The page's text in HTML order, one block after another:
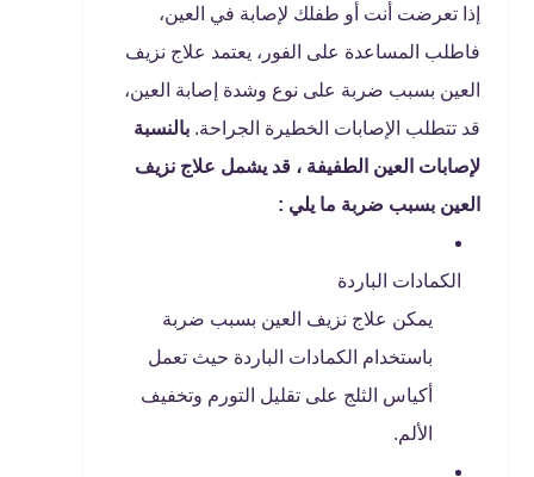
إذا تعرضت أنت أو طفلك لإصابة في العين،
فاطلب المساعدة على الفور، يعتمد علاج نزيف
العين بسبب ضربة على نوع وشدة إصابة العين،
قد تتطلب الإصابات الخطيرة الجراحة. بالنسبة
لإصابات العين الطفيفة ، قد يشمل علاج نزيف
العين بسبب ضربة ما يلي :
الكمادات الباردة
يمكن علاج نزيف العين بسبب ضربة
باستخدام الكمادات الباردة حيث تعمل
أكياس الثلج على تقليل التورم وتخفيف
الألم.